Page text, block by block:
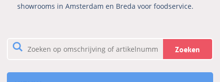
showrooms in Amsterdam en Breda voor foodservice.
Zoeken